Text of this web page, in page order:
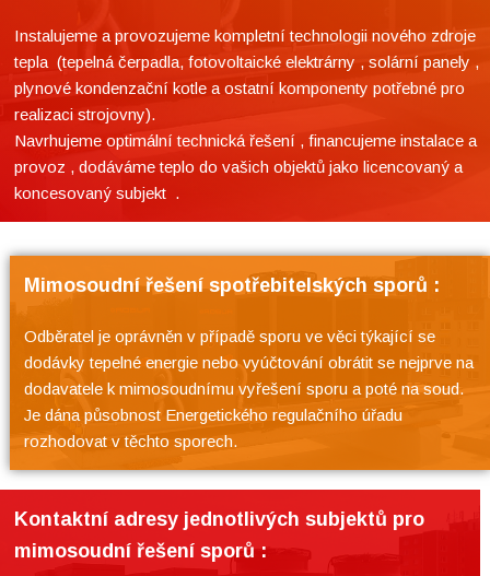
Instalujeme a provozujeme kompletní technologii nového zdroje
tepla (tepelná čerpadla, fotovoltaické elektrárny , solární panely ,
plynové kondenzační kotle a ostatní komponenty potřebné pro
realizaci strojovny).
Navrhujeme optimální technická řešení , financujeme instalace a
provoz , dodáváme teplo do vašich objektů jako licencovaný a
koncesovaný subjekt .
Mimosoudní řešení spotřebitelských sporů :
Odběratel je oprávněn v případě sporu ve věci týkající se
dodávky tepelné energie nebo vyúčtování obrátit se nejprve na
dodavatele k mimosoudnímu vyřešení sporu a poté na soud.
Je dána působnost Energetického regulačního úřadu
rozhodovat v těchto sporech.
Kontaktní adresy jednotlivých subjektů pro
mimosoudní řešení sporů :